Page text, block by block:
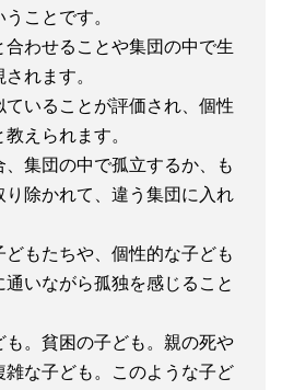
ことです。
合わせることや集団の中で生
れます。
いることが評価され、個性
えられます。
集団の中で孤立するか、も
り除かれて、違う集団に入れ
もたちや、個性的な子ども
いながら孤独を感じること
。貧困の子ども。親の死や
な子ども。このような子ど